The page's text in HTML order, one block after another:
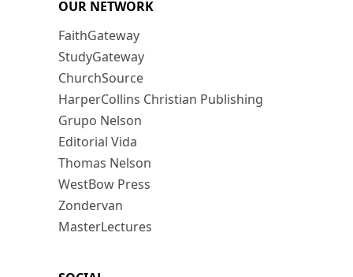
OUR NETWORK
FaithGateway
StudyGateway
ChurchSource
HarperCollins Christian Publishing
Grupo Nelson
Editorial Vida
Thomas Nelson
WestBow Press
Zondervan
MasterLectures